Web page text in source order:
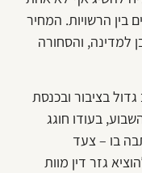
בין הרשויות. המחיר
למדינה, והסחורה
בציבור ובכנסת
בעודו חוגג
בו – צעד
גזר דין מוות